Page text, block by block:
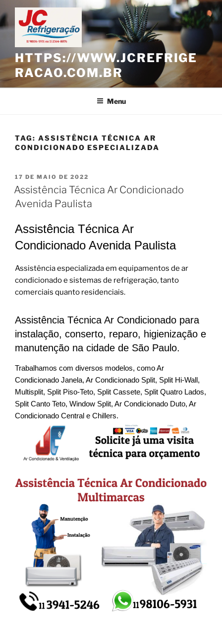
Pular
para
o
conteúdo
HTTPS://WWW.JCREFRIGE
RACAO.COM.BR
Menu
TAG: ASSISTÊNCIA TÉCNICA AR
CONDICIONADO ESPECIALIZADA
PUBLICADO
EM
17 DE MAIO DE 2022
Assistência Técnica Ar Condicionado
Avenida Paulista
Assistência Técnica Ar
Condicionado Avenida Paulista
Assistência especializada em equipamentos de ar
condicionado e sistemas de refrigeração, tanto
comerciais quanto residenciais.
Assistência Técnica Ar Condicionado para
instalação, conserto, reparo, higienização e
manutenção na cidade de São Paulo.
Trabalhamos com diversos modelos, como Ar
Condicionado Janela, Ar Condicionado Split, Split Hi-Wall,
Multisplit, Split Piso-Teto, Split Cassete, Split Quatro Lados,
Split Canto Teto, Window Split, Ar Condicionado Duto, Ar
Condicionado Central e Chillers.